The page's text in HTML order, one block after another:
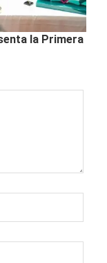
la Primera